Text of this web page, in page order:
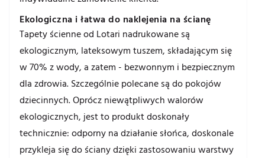
Ekologiczna i łatwa do naklejenia na ścianę
Tapety ścienne od Lotari nadrukowane są
ekologicznym, lateksowym tuszem, składającym się
w 70% z wody, a zatem - bezwonnym i bezpiecznym
dla zdrowia. Szczególnie polecane są do pokojów
dziecinnych. Oprócz niewątpliwych walorów
ekologicznych, jest to produkt doskonały
technicznie: odporny na działanie słońca, doskonale
przykleja się do ściany dzięki zastosowaniu warstwy